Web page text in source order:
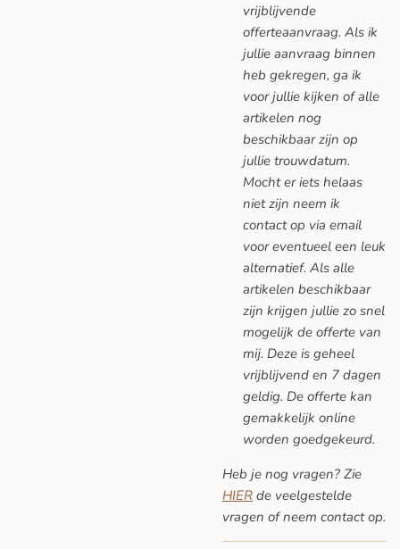
vrijblijvende
offerteaanvraag. Als ik
jullie aanvraag binnen
heb gekregen, ga ik
voor jullie kijken of alle
artikelen nog
beschikbaar zijn op
jullie trouwdatum.
Mocht er iets helaas
niet zijn neem ik
contact op via email
voor eventueel een leuk
alternatief. Als alle
artikelen beschikbaar
zijn krijgen jullie zo snel
mogelijk de offerte van
mij. Deze is geheel
vrijblijvend en 7 dagen
geldig. De offerte kan
gemakkelijk online
worden goedgekeurd.
Heb je nog vragen? Zie
HIER de veelgestelde
vragen of neem contact op.